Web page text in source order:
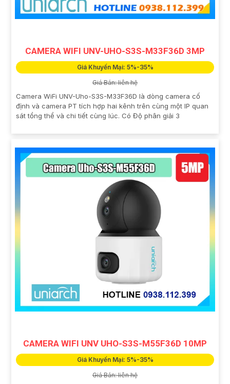
CAMERA WIFI UNV-UHO-S3S-M33F36D 3MP
Giá Khuyến Mại: 5%-35%
Giá Bán: liên hệ
Camera WiFi UNV-Uho-S3S-M33F36D là dòng camera cố
định và camera PT tích hợp hai kênh trên cùng một IP quan
sát tổng thể và chi tiết cùng lúc. Có Độ phân giải 3
CAMERA WIFI UNV UHO-S3S-M55F36D 10MP
Giá Khuyến Mại: 5%-35%
Giá Bán: liên hệ